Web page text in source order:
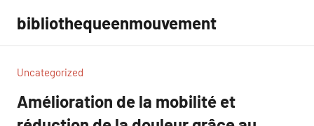
contenu
bibliothequeenmouvement
Uncategorized
Amélioration de la mobilité et